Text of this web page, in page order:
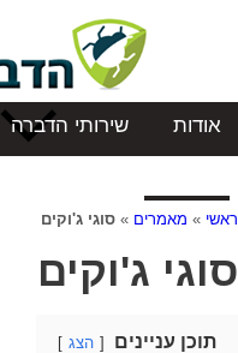
אודות שירותי הדברה
ראשי » מאמרים » סוגי ג'וקים
סוגי ג'וקים
תוכן עניינים הצג